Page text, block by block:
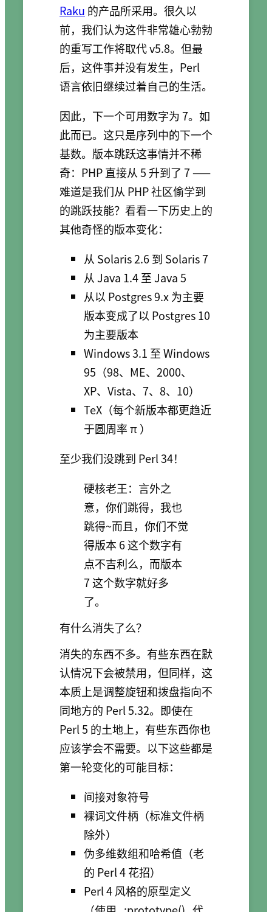
Raku 的产品所采用。很久以
前，我们认为这件非常雄心勃勃
的重写工作将取代 v5.8。但最
后，这件事并没有发生，Perl
语言依旧继续过着自己的生活。
因此，下一个可用数字为 7。如
此而已。这只是序列中的下一个
基数。版本跳跃这事情并不稀
奇：PHP 直接从 5 升到了 7 ——
难道是我们从 PHP 社区偷学到
的跳跃技能？看看一下历史上的
其他奇怪的版本变化：
从 Solaris 2.6 到 Solaris 7
从 Java 1.4 至 Java 5
从以 Postgres 9.x 为主要
版本变成了以 Postgres 10
为主要版本
Windows 3.1 至 Windows
95（98、ME、2000、
XP、Vista、7、8、10）
TeX（每个新版本都更趋近
于圆周率 π ）
至少我们没跳到 Perl 34！
硬核老王：言外之
意，你们跳得，我也
跳得~而且，你们不觉
得版本 6 这个数字有
点不吉利么，而版本
7 这个数字就好多
了。
有什么消失了么？
消失的东西不多。有些东西在默
认情况下会被禁用，但同样，这
本质上是调整旋钮和拨盘指向不
同地方的 Perl 5.32。即使在
Perl 5 的土地上，有些东西你也
应该学会不需要。以下这些都是
第一轮变化的可能目标：
间接对象符号
裸词文件柄（标准文件柄
除外）
伪多维数组和哈希值（老
的 Perl 4 花招）
Perl 4 风格的原型定义